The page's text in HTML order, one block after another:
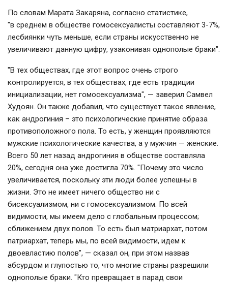
По словам Марата Закаряна, согласно статистике,
"в среднем в обществе гомосексуалисты составляют 3-7%,
лесбиянки чуть меньше, если страны искусственно не
увеличивают данную цифру, узаконивая однополые браки".
"В тех обществах, где этот вопрос очень строго
контролируется, в тех обществах, где есть традиции
инициализации, нет гомосексуализма", — заверил Самвел
Худоян. Он также добавил, что существует такое явление,
как андрогиния – это психологические принятие образа
противоположного пола. То есть, у женщин проявляются
мужские психологические качества, а у мужчин — женские.
Всего 50 лет назад андрогиния в обществе составляла
20%, сегодня она уже достигла 70%. "Почему это число
увеличивается, поскольку эти люди более успешны в
жизни. Это не имеет ничего общество ни с
бисексуализмом, ни с гомосексуализмом. По всей
видимости, мы имеем дело с глобальным процессом;
сближением двух полов. То есть был матриархат, потом
патриархат, теперь мы, по всей видимости, идем к
двоевластию полов", — сказал он, при этом назвав
абсурдом и глупостью то, что многие страны разрешили
однополые браки. "Кто превращает в парад свои